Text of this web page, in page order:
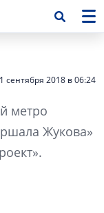
сентября 2018 в 06:24
метро
Жукова»